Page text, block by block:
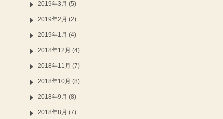
2019年3月 (5)
2019年2月 (2)
2019年1月 (4)
2018年12月 (4)
2018年11月 (7)
2018年10月 (8)
2018年9月 (8)
2018年8月 (7)